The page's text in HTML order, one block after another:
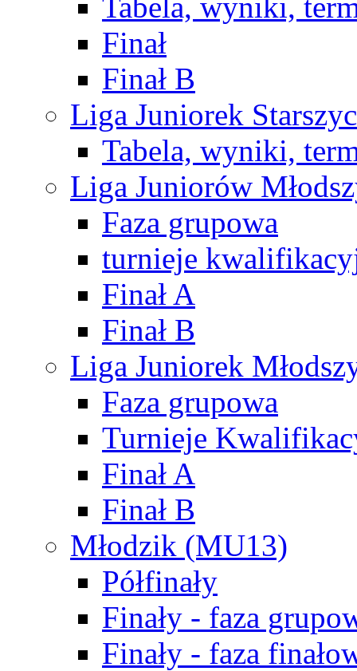
Finał
Finał B
Liga Juniorek
Tabela, wyniki,
Liga Juniorów
Faza grupowa
turnieje
Finał A
Finał B
Liga Juniorek
Faza grupowa
Turnieje
Finał A
Finał B
Młodzik (MU13)
Półfinały
Finały - faza
Finały - faza